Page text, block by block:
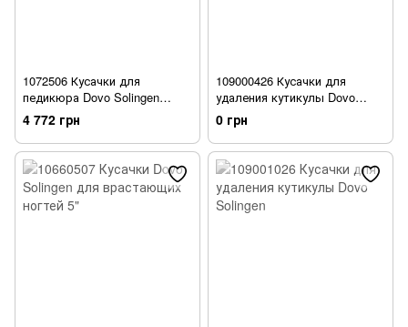
1072506 Кусачки для
педикюра Dovo Solingen
Contour 5"
4 772 грн
109000426 Кусачки для
удаления кутикулы Dovo
Solingen
0 грн